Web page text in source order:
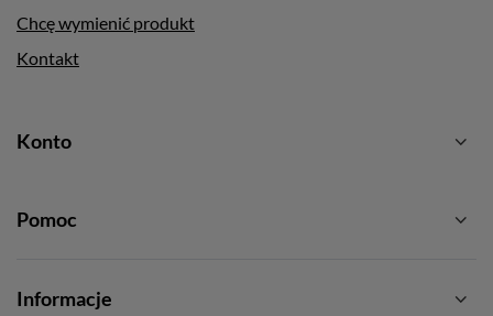
Chcę wymienić produkt
Kontakt
Konto
Pomoc
Informacje